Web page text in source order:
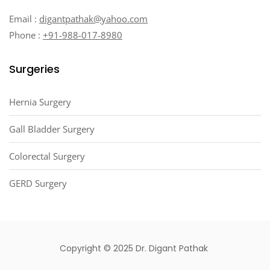
Email : digantpathak@yahoo.com
Phone : +91-988-017-8980
Surgeries
Hernia Surgery
Gall Bladder Surgery
Colorectal Surgery
GERD Surgery
Copyright © 2025 Dr. Digant Pathak